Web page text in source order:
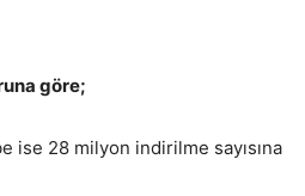
göre;
ise 28 milyon indirilme sayısına